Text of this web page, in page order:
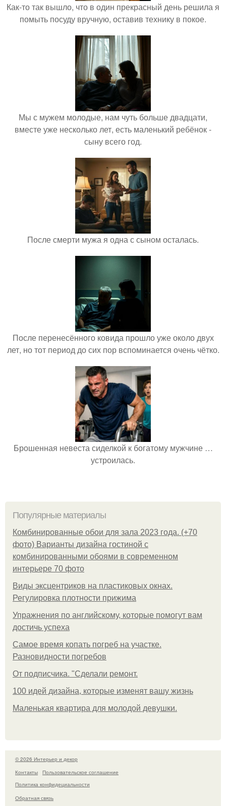
Как-то так вышло, что в один прекрасный день решила я
помыть посуду вручную, оставив технику в покое.
Мы с мужем молодые, нам чуть больше двадцати,
вместе уже несколько лет, есть маленький ребёнок -
сыну всего год.
После смерти мужа я одна с сыном осталась.
После перенесённого ковида прошло уже около двух
лет, но тот период до сих пор вспоминается очень чётко.
Брошенная невеста сиделкой к богатому мужчине …
устроилась.
Популярные материалы
Комбинированные обои для зала 2023 года. (+70
фото) Варианты дизайна гостиной с
комбинированными обоями в современном
интерьере 70 фото
Виды эксцентриков на пластиковых окнах.
Регулировка плотности прижима
Упражнения по английскому, которые помогут вам
достичь успеха
Самое время копать погреб на участке.
Разновидности погребов
От подписчика. "Сделали ремонт.
100 идей дизайна, которые изменят вашу жизнь
Маленькая квартира для молодой девушки.
© 2026 Интерьер и декор
Контакты
Пользовательское соглашение
Политика конфидециальности
Обратная связь